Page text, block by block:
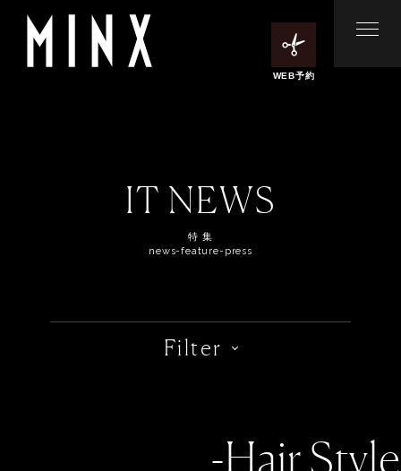
WEB予約
IT NEWS
特 集
news-feature-press
Filter
-Hair Style